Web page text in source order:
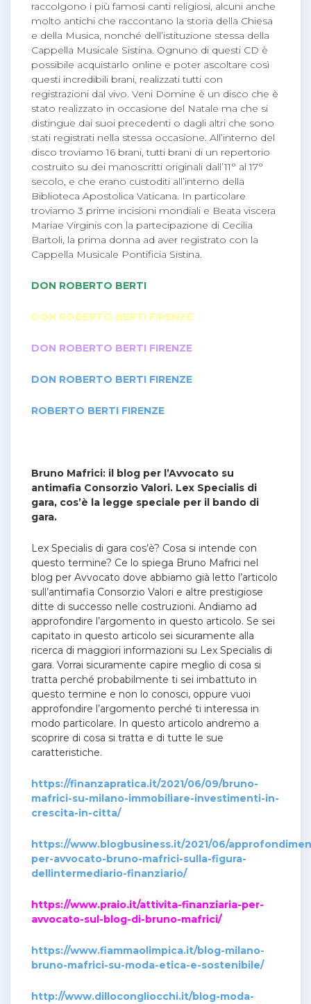
raccolgono i più famosi canti religiosi, alcuni anche
molto antichi che raccontano la storia della Chiesa
e della Musica, nonché dell’istituzione stessa della
Cappella Musicale Sistina. Ognuno di questi CD è
possibile acquistarlo online e poter ascoltare così
questi incredibili brani, realizzati tutti con
registrazioni dal vivo. Veni Domine è un disco che è
stato realizzato in occasione del Natale ma che si
distingue dai suoi precedenti o dagli altri che sono
stati registrati nella stessa occasione. All’interno del
disco troviamo 16 brani, tutti brani di un repertorio
costruito su dei manoscritti originali dall’11° al 17°
secolo, e che erano custoditi all’interno della
Biblioteca Apostolica Vaticana. In particolare
troviamo 3 prime incisioni mondiali e Beata viscera
Mariae Virginis con la partecipazione di Cecilia
Bartoli, la prima donna ad aver registrato con la
Cappella Musicale Pontificia Sistina.
DON ROBERTO BERTI
DON ROBERTO BERTI FIRENZE
DON ROBERTO BERTI FIRENZE
DON ROBERTO BERTI FIRENZE
ROBERTO BERTI FIRENZE
Bruno Mafrici: il blog per l’Avvocato su
antimafia Consorzio Valori. Lex Specialis di
gara, cos’è la legge speciale per il bando di
gara.
Lex Specialis di gara cos’è? Cosa si intende con
questo termine? Ce lo spiega Bruno Mafrici nel
blog per Avvocato dove abbiamo già letto l’articolo
sull’antimafia Consorzio Valori e altre prestigiose
ditte di successo nelle costruzioni. Andiamo ad
approfondire l’argomento in questo articolo. Se sei
capitato in questo articolo sei sicuramente alla
ricerca di maggiori informazioni su Lex Specialis di
gara. Vorrai sicuramente capire meglio di cosa si
tratta perché probabilmente ti sei imbattuto in
questo termine e non lo conosci, oppure vuoi
approfondire l’argomento perché ti interessa in
modo particolare. In questo articolo andremo a
scoprire di cosa si tratta e di tutte le sue
caratteristiche.
https://finanzapratica.it/2021/06/09/bruno-
mafrici-su-milano-immobiliare-investimenti-in-
crescita-in-citta/
https://www.blogbusiness.it/2021/06/
per-avvocato-bruno-mafrici-sulla-figura-
dellintermediario-finanziario/
https://www.praio.it/attivita-finanziaria-per-
avvocato-sul-blog-di-bruno-mafrici/
https://www.fiammaolimpica.it/blog-milano-
bruno-mafrici-su-moda-etica-e-sostenibile/
http://www.dillocongliocchi.it/blog-moda-